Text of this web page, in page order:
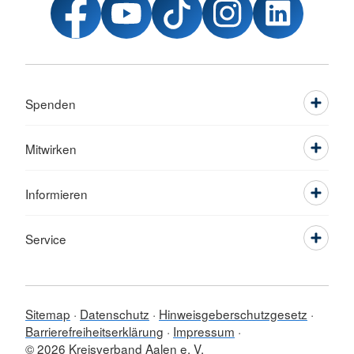
Spenden
Mitwirken
Informieren
Service
Sitemap Datenschutz
Hinweisgeberschutzgesetz
Barrierefreiheitserklärung
Impressum
© 2026 Kreisverband Aalen e. V.